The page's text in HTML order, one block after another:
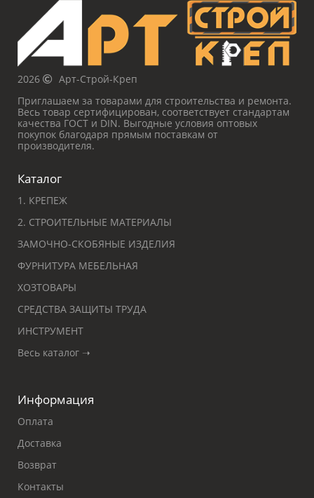
2026
Арт-Строй-Креп
Приглашаем за товарами для строительства и ремонта.
Весь товар сертифицирован, соответствует стандартам
качества ГОСТ и DIN. Выгодные условия оптовых
покупок благодаря прямым поставкам от
производителя.
Каталог
1. КРЕПЕЖ
2. СТРОИТЕЛЬНЫЕ МАТЕРИАЛЫ
ЗАМОЧНО-СКОБЯНЫЕ ИЗДЕЛИЯ
ФУРНИТУРА МЕБЕЛЬНАЯ
ХОЗТОВАРЫ
СРЕДСТВА ЗАЩИТЫ ТРУДА
ИНСТРУМЕНТ
Весь каталог ➝
Информация
Оплата
Доставка
Возврат
Контакты